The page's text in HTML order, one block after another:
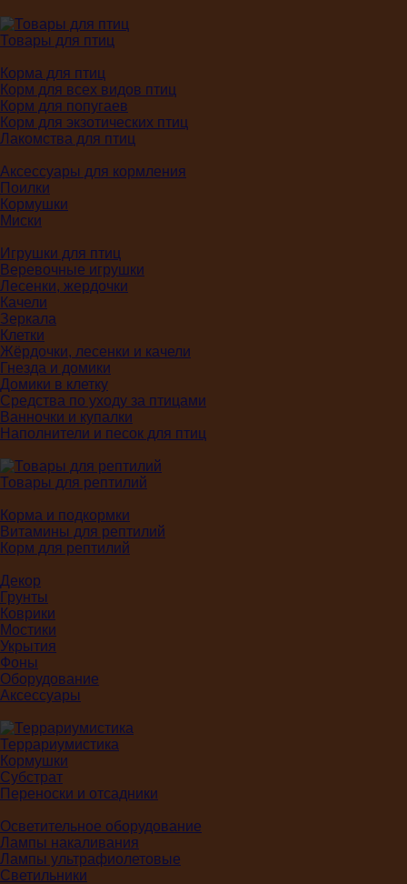
Товары для птиц
Корма для птиц
Корм для всех видов птиц
Корм для попугаев
Корм для экзотических птиц
Лакомства для птиц
Аксессуары для кормления
Поилки
Кормушки
Миски
Игрушки для птиц
Веревочные игрушки
Лесенки, жердочки
Качели
Зеркала
Клетки
Жёрдочки, лесенки и качели
Гнезда и домики
Домики в клетку
Средства по уходу за птицами
Ванночки и купалки
Наполнители и песок для птиц
Товары для рептилий
Корма и подкормки
Витамины для рептилий
Корм для рептилий
Декор
Грунты
Коврики
Мостики
Укрытия
Фоны
Оборудование
Аксессуары
Террариумистика
Кормушки
Субстрат
Переноски и отсадники
Осветительное оборудование
Лампы накаливания
Лампы ультрафиолетовые
Светильники